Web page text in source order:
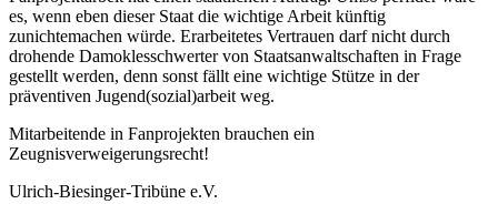
es, wenn eben dieser Staat die wichtige Arbeit künftig
zunichtemachen würde. Erarbeitetes Vertrauen darf nicht durch
drohende Damoklesschwerter von Staatsanwaltschaften in Frage
gestellt werden, denn sonst fällt eine wichtige Stütze in der
präventiven Jugend(sozial)arbeit weg.
Mitarbeitende in Fanprojekten brauchen ein
Zeugnisverweigerungsrecht!
Ulrich-Biesinger-Tribüne e.V.